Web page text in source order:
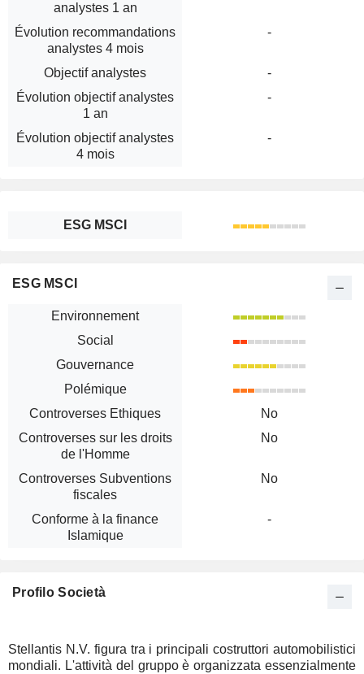
analystes 1 an
Évolution recommandations
analystes 4 mois
-
Objectif analystes
-
Évolution objectif analystes
1 an
-
Évolution objectif analystes
4 mois
-
ESG MSCI
ESG MSCI
Environnement
Social
Gouvernance
Polémique
Controverses Ethiques
No
Controverses sur les droits
de l'Homme
No
Controverses Subventions
fiscales
No
Conforme à la finance
Islamique
-
Profilo Società
Stellantis N.V. figura tra i principali costruttori automobilistici
mondiali. L'attività del gruppo è organizzata essenzialmente